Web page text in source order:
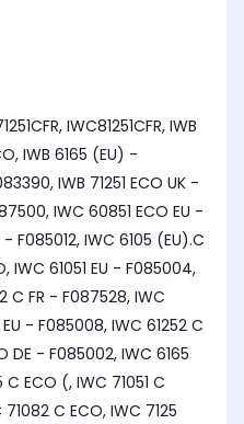
IWC81251CFR, IWB
IWB 6165 (EU) -
IWB 71251 ECO UK -
IWC 60851 ECO EU -
F085012, IWC 6105 (EU).C
IWC 61051 EU - F085004,
C FR - F087528, IWC
EU - F085008, IWC 61252 C
DE - F085002, IWC 6165
ECO (, IWC 71051 C
C ECO, IWC 7125